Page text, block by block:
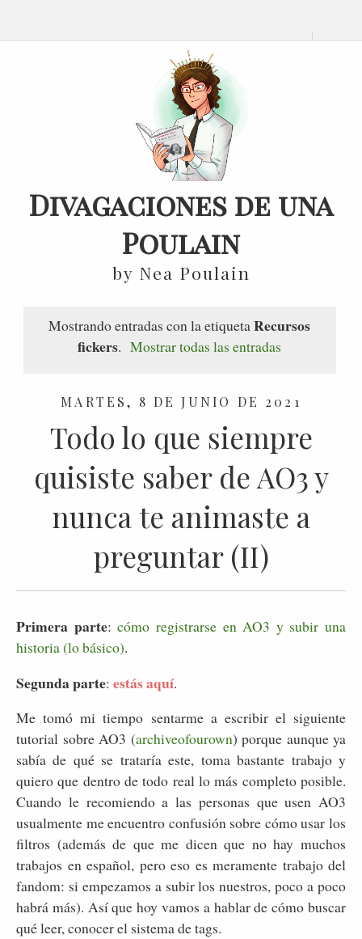
Divagaciones de una
Poulain
by Nea Poulain
Mostrando entradas con la etiquetaRecursos
fickers. Mostrar todas las entradas
MARTES, 8 DE JUNIO DE 2021
Todo lo que siempre
quisiste saber de AO3 y
nunca te animaste a
preguntar (II)
Primera parte:cómo registrarse en AO3 y subir una
historia (lo básico).
Segunda parte: estás aquí.
Me tomó mi tiempo sentarme a escribir el siguiente
tutorial sobre AO3 (archiveofourown) porque aunque ya
sabía de qué se trataría este, toma bastante trabajo y
quiero que dentro de todo real lo más completo posible.
Cuando le recomiendo a las personas que usen AO3
usualmente me encuentro confusión sobre cómo usar los
filtros (además de que me dicen que no hay muchos
trabajos en español, pero eso es meramente trabajo del
fandom: si empezamos a subir los nuestros, poco a poco
habrá más). Así que hoy vamos a hablar de cómo buscar
qué leer, conocer el sistema de tags.